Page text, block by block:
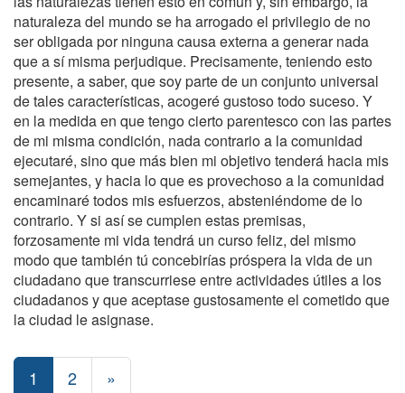
naturaleza del mundo se ha arrogado el privilegio de no
ser obligada por ninguna causa externa a generar nada
que a sí misma perjudique. Precisamente, teniendo esto
presente, a saber, que soy parte de un conjunto universal
de tales características, acogeré gustoso todo suceso. Y
en la medida en que tengo cierto parentesco con las partes
de mi misma condición, nada contrario a la comunidad
ejecutaré, sino que más bien mi objetivo tenderá hacia mis
semejantes, y hacia lo que es provechoso a la comunidad
encaminaré todos mis esfuerzos, absteniéndome de lo
contrario. Y si así se cumplen estas premisas,
forzosamente mi vida tendrá un curso feliz, del mismo
modo que también tú concebirías próspera la vida de un
ciudadano que transcurriese entre actividades útiles a los
ciudadanos y que aceptase gustosamente el cometido que
la ciudad le asignase.
1 2 »